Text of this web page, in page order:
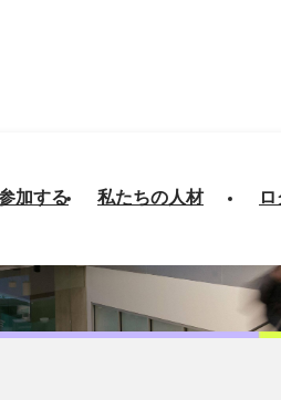
加する 私たちの人材